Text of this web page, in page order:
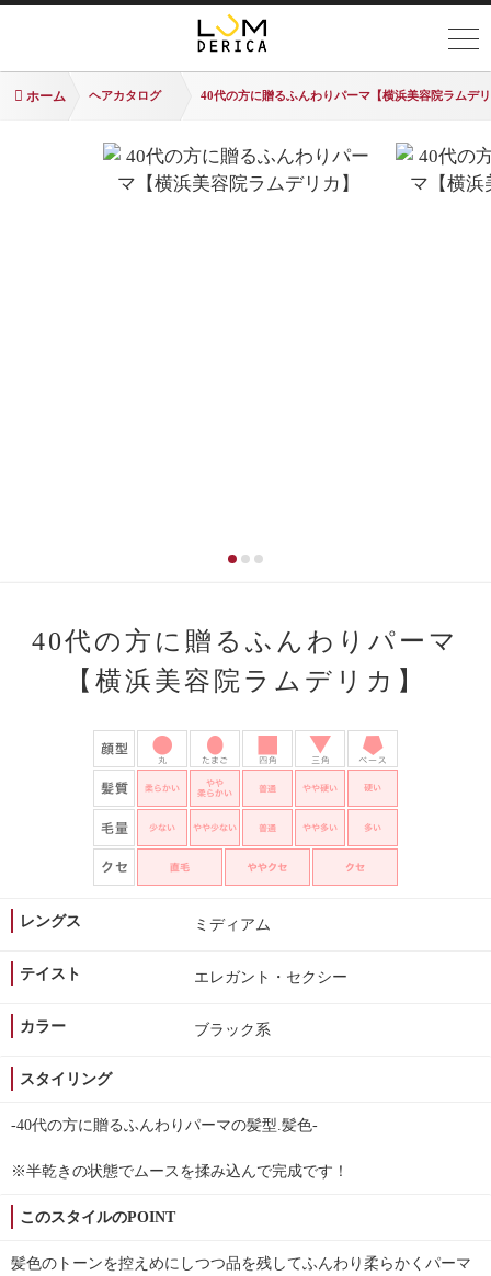
ホーム ヘアカタログ 40代の方に贈るふんわりパーマ【横浜美容院ラムデ
40代の方に贈るふんわりパーマ
【横浜美容院ラムデリカ】
レングス ミディアム
テイスト エレガント・セクシー
カラー ブラック系
スタイリング
-40代の方に贈るふんわりパーマの髪型.髪色-
※半乾きの状態でムースを揉み込んで完成です！
このスタイルのPOINT
髪色のトーンを控えめにしつつ品を残してふんわり柔らかくパーマ